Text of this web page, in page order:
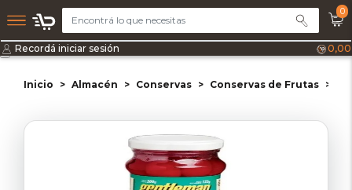
0
Recordá iniciar sesión 0,00
Inicio Almacén Conservas Conservas de Frutas